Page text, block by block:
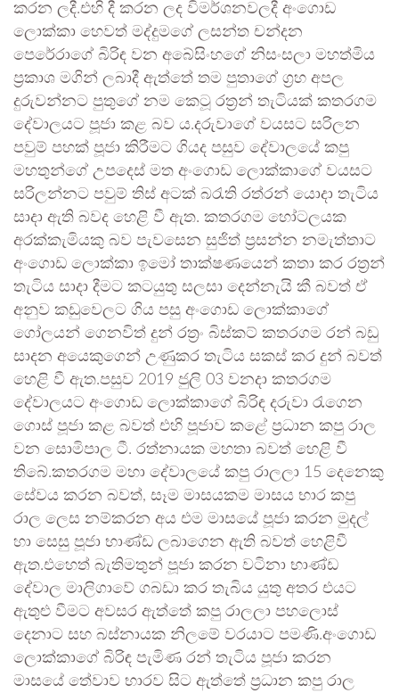
කරන ලදී.එහි දී කරන ලද විමර්ශනවලදී අංගොඩ
ලොක්කා හෙවත් මද්දුමගේ ලසන්ත චන්දන
පෙරේරාගේ බිරිඳ වන අබේසිංහගේ නිසංසලා මහත්මිය
ප්‍රකාශ මගින් ලබාදී ඇත්තේ තම පුතාගේ ග්‍රහ අපල
දුරුවන්නට පුතුගේ නම කෙටූ රත්‍රන් තැටියක් කතරගම
දේවාලයට පූජා කළ බව ය.දරුවාගේ වයසට සරිලන
පවුම් පහක් පූජා කිරීමට ගියද පසුව දේවාලයේ කපු
මහතුන්ගේ උපදෙස් මත අංගොඩ ලොක්කාගේ වයසට
සරිලන්නට පවුම් තිස් අටක් බරැති රත්රන් යොදා තැටිය
සාදා ඇති බවද හෙළි වී ඇත. කතරගම හෝටලයක
අරක්කැමියකු බව පැවසෙන සුජිත් ප්‍රසන්න නමැත්තාට
අංගොඩ ලොක්කා ඉමෝ තාක්ෂණයෙන් කතා කර රත්‍රන්
තැටිය සාදා දීමට කටයුතු සලසා දෙන්නැයි කී බවත් ඒ
අනුව කඩුවෙලට ගිය පසු අංගොඩ ලොක්කාගේ
ගෝලයන් ගෙනවිත් දුන් රත්‍රං බිස්කට් කතරගම රන් බඩු
සාදන අයෙකුගෙන් උණුකර තැටිය සකස් කර දුන් බවත්
හෙළි වී ඇත.පසුව 2019 ජුලි 03 වනදා කතරගම
දේවාලයට අංගොඩ ලොක්කාගේ බිරිඳ දරුවා රැගෙන
ගොස් පූජා කළ බවත් එහි පූජාව කළේ ප්‍රධාන කපු රාල
වන සොමිපාල ටී. රත්නායක මහතා බවත් හෙළි වී
තිබේ.කතරගම මහා දේවාලයේ කපු රාලලා 15 දෙනෙකු
සේවය කරන බවත්, සෑම මාසයකම මාසය භාර කපු
රාල ලෙස නම්කරන අය එම මාසයේ පූජා කරන මුදල්
හා සෙසු පූජා භාණ්ඩ ලබාගෙන ඇති බවත් හෙළිවී
ඇත.එහෙත් බැතිමතුන් පූජා කරන වටිනා භාණ්ඩ
දේවාල මාලිගාවේ ගබඩා කර තැබිය යුතු අතර එයට
ඇතුළු වීමට අවසර ඇත්තේ කපු රාලලා පහලොස්
දෙනාට සහ බස්නායක නිලමේ වරයාට පමණි.අංගොඩ
ලොක්කාගේ බිරිඳ පැමිණ රන් තැටිය පූජා කරන
මාසයේ තේවාව භාරව සිට ඇත්තේ ප්‍රධාන කපු රාල